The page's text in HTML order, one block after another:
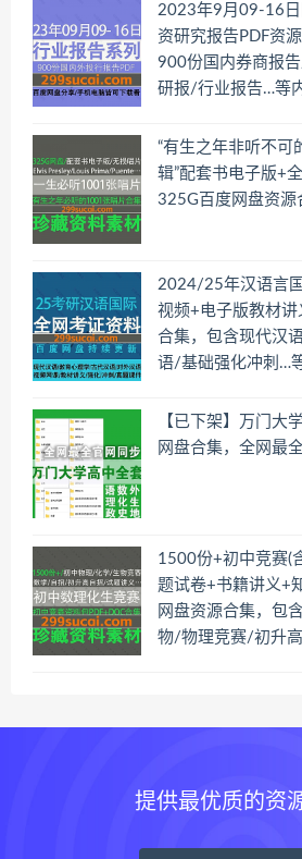
2023年9月09-16
资研究报告PDF资
900份国内券商报
研报/行业报告…等
“有生之年非听不
辑”配套书电子版+
325G百度网盘资源
2024/25年汉语言
视频+电子版教材
合集，包含现代汉
语/基础强化冲刺…
【已下架】万门大
网盘合集，全网最全
1500份+初中竞赛(
题试卷+书籍讲义+
网盘资源合集，包
物/物理竞赛/初升
提供最优质的资